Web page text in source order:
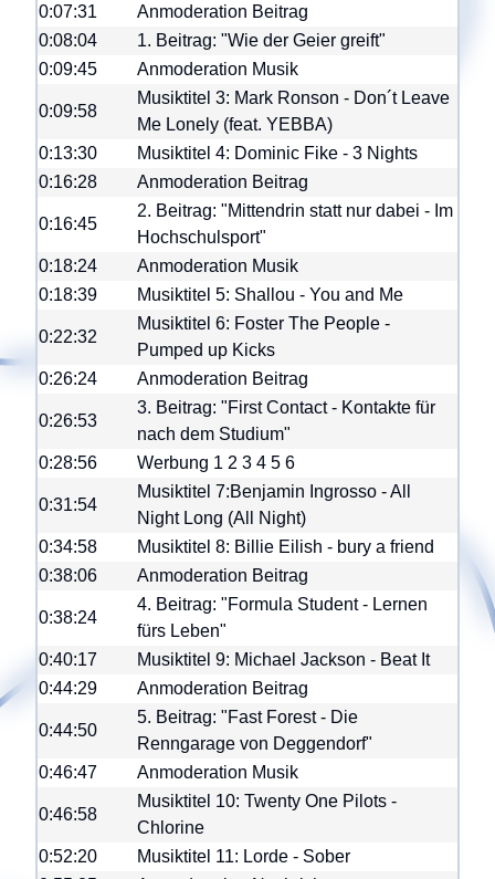
0:07:31
Anmoderation Beitrag
0:08:04
1. Beitrag: "Wie der Geier greift"
0:09:45
Anmoderation Musik
0:09:58
Musiktitel 3: Mark Ronson - Don´t Leave
Me Lonely (feat. YEBBA)
0:13:30
Musiktitel 4: Dominic Fike - 3 Nights
0:16:28
Anmoderation Beitrag
0:16:45
2. Beitrag: "Mittendrin statt nur dabei - Im
Hochschulsport"
0:18:24
Anmoderation Musik
0:18:39
Musiktitel 5: Shallou - You and Me
0:22:32
Musiktitel 6: Foster The People -
Pumped up Kicks
0:26:24
Anmoderation Beitrag
0:26:53
3. Beitrag: "First Contact - Kontakte für
nach dem Studium"
0:28:56
Werbung 1 2 3 4 5 6
0:31:54
Musiktitel 7:Benjamin Ingrosso - All
Night Long (All Night)
0:34:58
Musiktitel 8: Billie Eilish - bury a friend
0:38:06
Anmoderation Beitrag
0:38:24
4. Beitrag: "Formula Student - Lernen
fürs Leben"
0:40:17
Musiktitel 9: Michael Jackson - Beat It
0:44:29
Anmoderation Beitrag
0:44:50
5. Beitrag: "Fast Forest - Die
Renngarage von Deggendorf"
0:46:47
Anmoderation Musik
0:46:58
Musiktitel 10: Twenty One Pilots -
Chlorine
0:52:20
Musiktitel 11: Lorde - Sober